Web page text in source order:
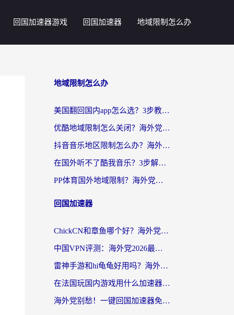
回国加速器游戏 回国加速器 地域限制怎么办
地域限制怎么办
美国翻回国内app怎么选？3步教你无缝刷剧、登12123、访问国内网站
优酷地域限制怎么关闭？海外党亲测有效的追剧加速器选择指南
抖音音乐地区限制怎么办？海外党亲测有效的听歌自由指南
在国外听不了酷我音乐？3步解除手机酷我音乐海外限制，附实测好用加速器
PP体育国外地域限制？海外党看球终极方案：从欧洲杯到奥运会，中文解说不卡顿！
回国加速器
ChickCN和章鱼哪个好？海外党选回国加速器的3个关键维度 + 实用避坑指南
中国VPN评测：海外党2026最全回国加速器选择指南，告别地区限制不踩坑
雷神手游和hi龟龟好用吗？海外党亲测3款回国加速器，教你选对国外到国内加速器
在法国玩国内游戏用什么加速器？2026实测解决延迟卡顿的实用指南
海外党别愁！一键回国加速器免费版怎么选？从踩坑到流畅访问的全攻略